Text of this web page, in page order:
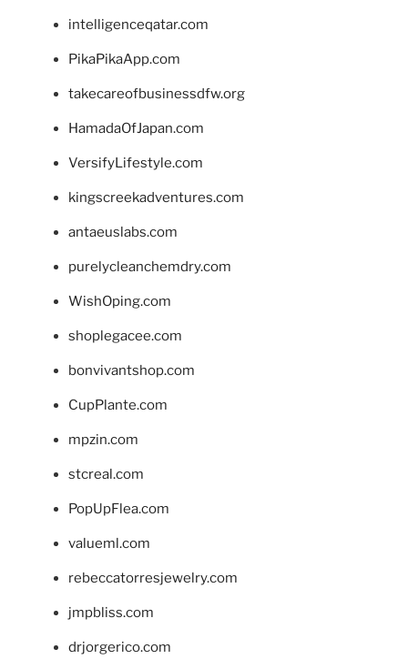
intelligenceqatar.com
PikaPikaApp.com
takecareofbusinessdfw.org
HamadaOfJapan.com
VersifyLifestyle.com
kingscreekadventures.com
antaeuslabs.com
purelycleanchemdry.com
WishOping.com
shoplegacee.com
bonvivantshop.com
CupPlante.com
mpzin.com
stcreal.com
PopUpFlea.com
valueml.com
rebeccatorresjewelry.com
jmpbliss.com
drjorgerico.com